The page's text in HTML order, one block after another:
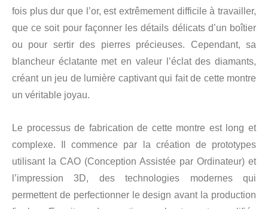
fois plus dur que l’or, est extrêmement difficile à travailler,
que ce soit pour façonner les détails délicats d’un boîtier
ou pour sertir des pierres précieuses. Cependant, sa
blancheur éclatante met en valeur l’éclat des diamants,
créant un jeu de lumière captivant qui fait de cette montre
un véritable joyau.
Le processus de fabrication de cette montre est long et
complexe. Il commence par la création de prototypes
utilisant la CAO (Conception Assistée par Ordinateur) et
l’impression 3D, des technologies modernes qui
permettent de perfectionner le design avant la production